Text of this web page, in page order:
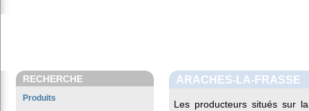
RECHERCHE
Produits
ARACHES-LA-FRASSE
Les producteurs situés sur